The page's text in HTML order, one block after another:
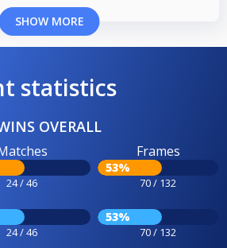
SHOW MORE
statistics
OVERALL
24 / 46
Frames
53%
70 / 132
24 / 46
53%
70 / 132